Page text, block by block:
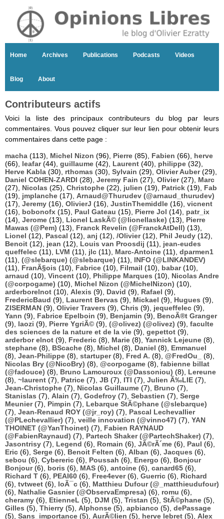
Home Archives Publications Podcasts Videos
Blog About
Contributeurs actifs
Voici la liste des principaux contributeurs du blog par leurs
commentaires. Vous pouvez cliquer sur leur lien pour obtenir leurs
commentaires dans cette page :
macha (113), Michel Nizon (96), Pierre (85), Fabien (66), herve
(66), leafar(44), guillaume (42), Laurent (40), philippe (32),
Herve Kabla (30), rthomas (30), Sylvain (29), Olivier Auber(29),
Daniel COHEN-ZARDI (28), Jeremy Fain (27), Olivier(27), Marc
(27), Nicolas (25), Christophe (22), julien (19), Patrick (19), Fab
(19), jmplanche (17), Arnaud@Thurudev (@arnaud_thurudev)
(17), Jeremy (16), OlivierJ (16), JustinThemiddle (16), vicnent
(16), bobonofx (15), Paul Gateau (15), Pierre Jol (14), patr_ix
(14), Jerome (13), Lionel LaskÃ© (@lionellaske) (13), Pierre
Mawas (@Pem) (13), Franck Revelin (@FranckAtDell) (13),
Lionel (12), Pascal (12), anj (12), /Olivier(12), Phil Jeudy (12),
Benoit (12), jean (12), Louis van Proosdij (11), jean-eudes
queffelec (11), LVM (11), jlc (11), Marc-Antoine (11), dparmen1
(11), (@slebarque) (@slebarque) (11), INFO (@LINKANDEV)
(11), FranÃ§ois (10), Fabrice (10), Filmail (10), babar(10),
arnaud (10), Vincent (10), Philippe Marques (10), Nicolas Andre
(@corpogame) (10), Michel Nizon (@MichelNizon) (10),
arderborelnot (10), Alexis (9), David (9), Rafael (9),
FredericBaud (9), Laurent Bervas (9), Mickael (9), Hugues (9),
ZISERMAN (9), Olivier Travers (9), Chris (9), jequeffelec (9),
Yann (9), Fabrice Epelboin (9), Benjamin (9), BenoÃ®t Granger
(9), laozi (9), Pierre YgriÃ© (9), (@olivez) (@olivez) (9), faculte
des sciences de la nature et de la vie (9), gepettot (9),
arderbor elnot (9), Frederic (8), Marie (8), Yannick Lejeune (8),
stephane (8), BScache (8), Michel (8), Daniel (8), Emmanuel
(8), Jean-Philippe (8), startuper(8), Fred A. (8), @FredOu_
(8),
Nicolas Bry (@NicoBry) (8), @corpogame (8), fabienne billat
(@fadouce) (8), Bruno Lamouroux (@Dassoniou) (8), Lereune
(8), ~laurent (7), Patrice (7), JB (7), ITI (7), Julien Ã‰LIE (7),
Jean-Christophe (7), Nicolas Guillaume (7), Bruno (7),
Stanislas (7), Alain (7), Godefroy (7), Sebastien (7), Serge
Meunier(7), Pimpin (7), Lebarque StÃ©phane (@slebarque)
(7), Jean-Renaud ROY (@jr_roy) (7), Pascal Lechevallier
(@PLechevallier) (7), veille innovation (@vinno47) (7), YAN
THOINET (@YanThoinet) (7), Fabien RAYNAUD
(@FabienRaynaud) (7), Partech Shaker (@PartechShaker) (7),
Jasontrisy (7), Legend (6), Romain (6), JÃ©rÃ´me (6), Paul (6),
Eric (6), Serge (6), Benoit Felten (6), Alban (6), Jacques (6),
sebou (6), Cybereric (6), Poussah (6), Energo (6), Bonjour
Bonjour(6), boris (6), MAS (6), antoine (6), canard65 (6),
Richard T (6), PEAI60 (6), Free4ever(6), Guerric (6), Richard
(6), tvtweet (6), loÃ¯c (6), Matthieu Dufour (@_matthieudufour)
(6), Nathalie Gasnier (@ObservaEmpresa) (6), romu (6),
cheramy (6), EtienneL (5), DJM (5), Tristan (5), StÃ©phane (5),
Gilles (5), Thierry (5), Alphonse (5), apbianco (5), dePassage
(5), Sans_importance (5), AurÃ©lien (5), herve lebret (5), Alex